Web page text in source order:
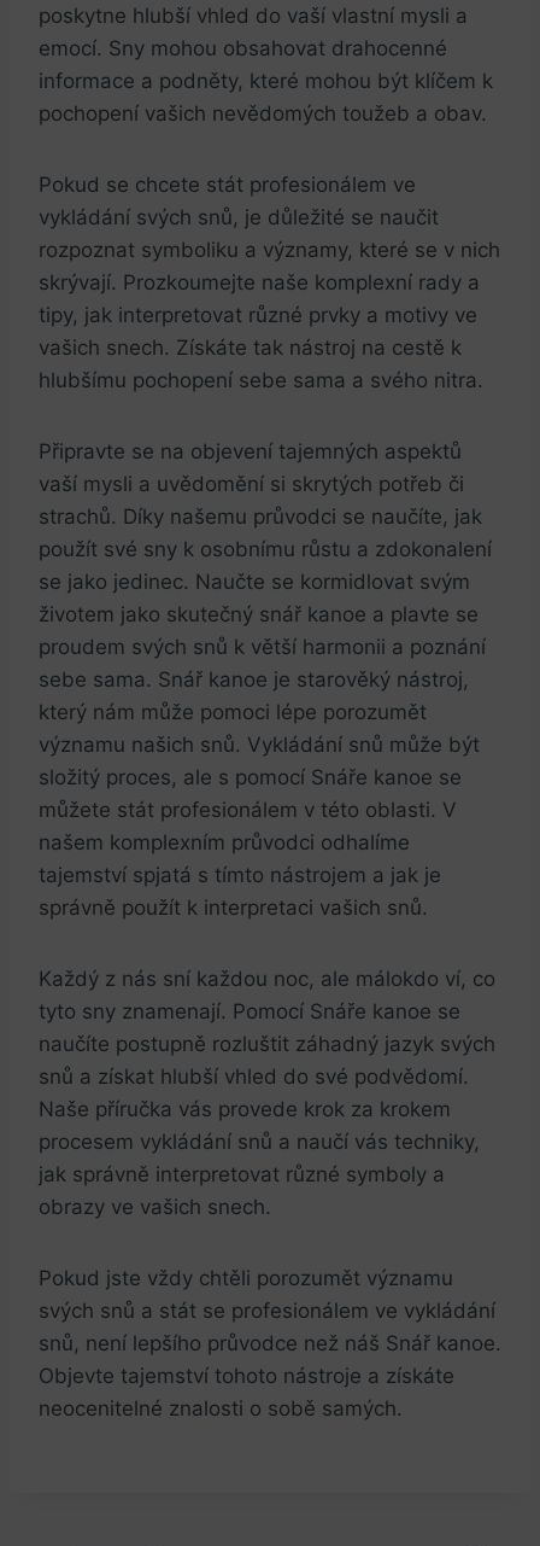
poskytne hlubší vhled do vaší vlastní mysli a
emocí. Sny mohou obsahovat drahocenné
informace a podněty, které mohou být klíčem k
pochopení vašich nevědomých toužeb a obav.
Pokud se chcete stát profesionálem ve
vykládání svých snů, je důležité se naučit
rozpoznat symboliku a významy, které se v nich
skrývají. Prozkoumejte naše komplexní rady a
tipy, jak interpretovat různé prvky a motivy ve
vašich snech. Získáte tak nástroj na cestě k
hlubšímu pochopení sebe sama a svého nitra.
Připravte se na objevení tajemných aspektů
vaší mysli a uvědomění si skrytých potřeb či
strachů. Díky našemu průvodci se naučíte, jak
použít své sny k osobnímu růstu a zdokonalení
se jako jedinec. Naučte se kormidlovat svým
životem jako skutečný snář kanoe a plavte se
proudem svých snů k větší harmonii a poznání
sebe sama. Snář kanoe je starověký nástroj,
který nám může pomoci lépe porozumět
významu našich snů. Vykládání snů může být
složitý proces, ale s pomocí Snáře kanoe se
můžete stát profesionálem v této oblasti. V
našem komplexním průvodci odhalíme
tajemství spjatá s tímto nástrojem a jak je
správně použít k interpretaci vašich snů.
Každý z nás sní každou noc, ale málokdo ví, co
tyto sny znamenají. Pomocí Snáře kanoe se
naučíte postupně rozluštit záhadný jazyk svých
snů a získat hlubší vhled do své podvědomí.
Naše příručka vás provede krok za krokem
procesem vykládání snů a naučí vás techniky,
jak správně interpretovat různé symboly a
obrazy ve vašich snech.
Pokud jste vždy chtěli porozumět významu
svých snů a stát se profesionálem ve vykládání
snů, není lepšího průvodce než náš Snář kanoe.
Objevte tajemství tohoto nástroje a získáte
neocenitelné znalosti o sobě samých.